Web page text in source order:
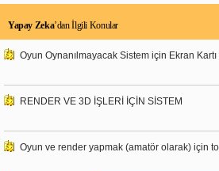
Yapay Zeka’dan İlgili Konular
Oyun Oynanılmayacak Sistem için Ekran Kartı
RENDER VE 3D İŞLERİ İÇİN SİSTEM
Oyun ve render yapmak (amatör olarak) için